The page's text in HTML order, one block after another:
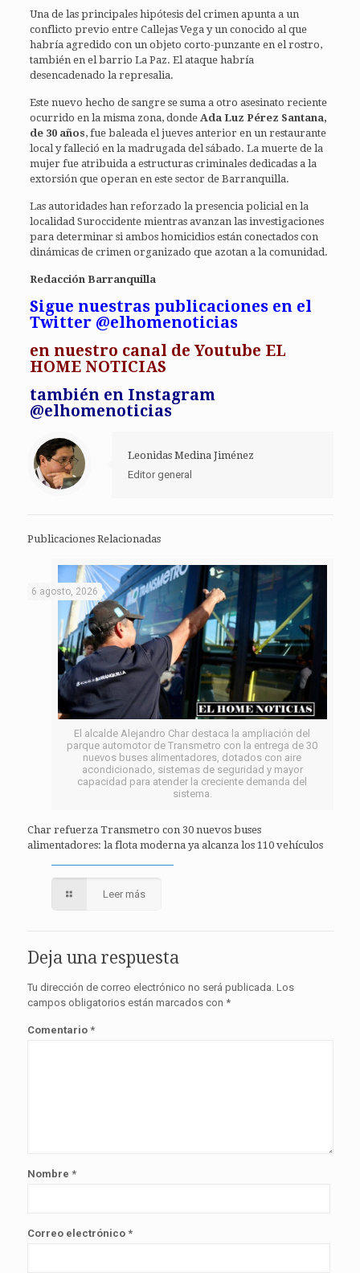
Una de las principales hipótesis del crimen apunta a un
conflicto previo entre Callejas Vega y un conocido al que
habría agredido con un objeto corto-punzante en el rostro,
también en el barrio La Paz. El ataque habría
desencadenado la represalia.
Este nuevo hecho de sangre se suma a otro asesinato reciente
ocurrido en la misma zona, donde Ada Luz Pérez Santana,
de 30 años, fue baleada el jueves anterior en un restaurante
local y falleció en la madrugada del sábado. La muerte de la
mujer fue atribuida a estructuras criminales dedicadas a la
extorsión que operan en este sector de Barranquilla.
Las autoridades han reforzado la presencia policial en la
localidad Suroccidente mientras avanzan las investigaciones
para determinar si ambos homicidios están conectados con
dinámicas de crimen organizado que azotan a la comunidad.
Redacción Barranquilla
Sigue nuestras publicaciones en el
Twitter @elhomenoticias
en nuestro canal de Youtube EL
HOME NOTICIAS
también en Instagram
@elhomenoticias
Leonidas Medina Jiménez
Editor general
Publicaciones Relacionadas
El alcalde Alejandro Char destaca la ampliación del
parque automotor de Transmetro con la entrega de 30
nuevos buses alimentadores, dotados con aire
acondicionado, sistemas de seguridad y mayor
capacidad para atender la creciente demanda del
sistema.
6 agosto, 2026
Char refuerza Transmetro con 30 nuevos buses
alimentadores: la flota moderna ya alcanza los 110 vehículos
Leer más
Deja una respuesta
Tu dirección de correo electrónico no será publicada. Los
campos obligatorios están marcados con *
Comentario *
Nombre *
Correo electrónico *